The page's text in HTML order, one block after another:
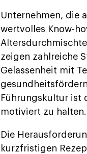
Unternehmen, die
wertvolles Know-
zeigen zahlreiche
Gelassenheit mit
Führungskultur ist
motiviert zu halten.
Die
kurzfristigen